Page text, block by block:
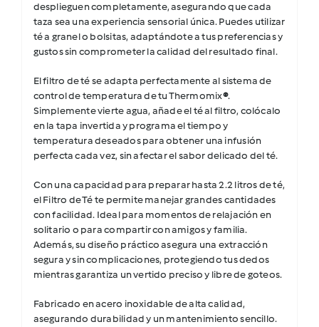
desplieguen completamente, asegurando que cada
taza sea una experiencia sensorial única. Puedes utilizar
té a granel o bolsitas, adaptándote a tus preferencias y
gustos sin comprometer la calidad del resultado final.
El filtro de té se adapta perfectamente al sistema de
control de temperatura de tu Thermomix®.
Simplemente vierte agua, añade el té al filtro, colócalo
en la tapa invertida y programa el tiempo y
temperatura deseados para obtener una infusión
perfecta cada vez, sin afectar el sabor delicado del té.
Con una capacidad para preparar hasta 2.2 litros de té,
el Filtro de Té te permite manejar grandes cantidades
con facilidad. Ideal para momentos de relajación en
solitario o para compartir con amigos y familia.
Además, su diseño práctico asegura una extracción
segura y sin complicaciones, protegiendo tus dedos
mientras garantiza un vertido preciso y libre de goteos.
Fabricado en acero inoxidable de alta calidad,
asegurando durabilidad y un mantenimiento sencillo.